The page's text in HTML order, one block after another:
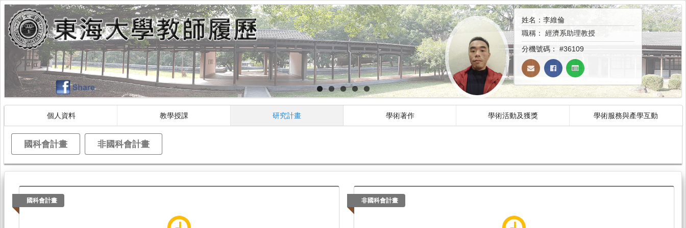
姓名：李維倫
職稱： 經濟系助理教授
分機號碼： #36109
個人資料 教學授課 研究計畫 學術著作 學術活動及獲獎 學術服務與產學互動
國科會計畫 非國科會計畫
國科會計畫 非國科會計畫